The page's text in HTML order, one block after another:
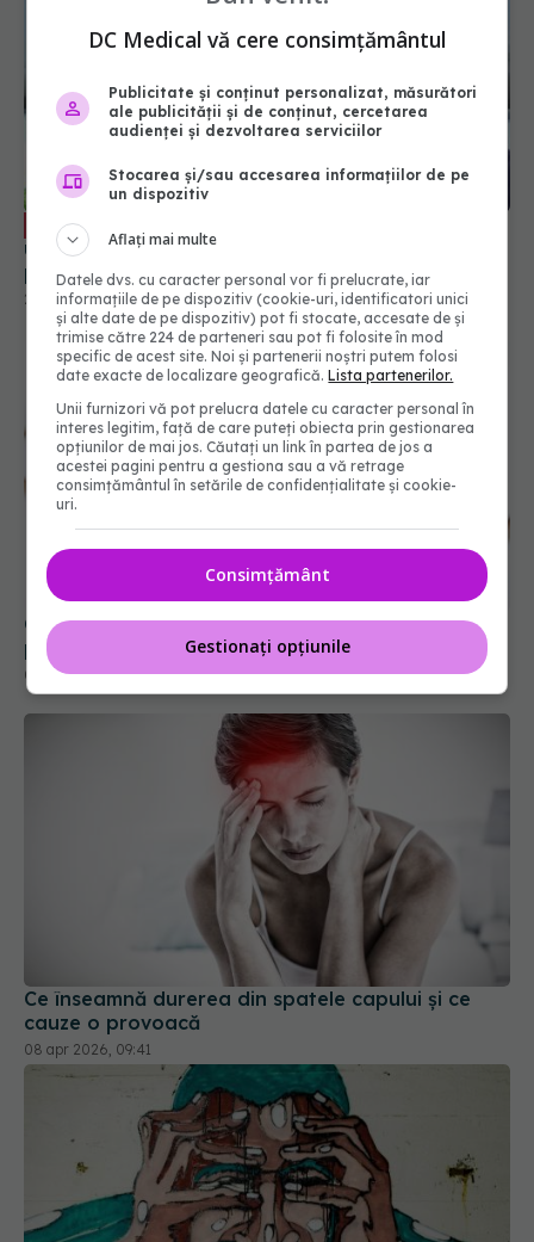
EXCLUSIV Prof. dr. Vlad Ciurea: Procedura de
pe creier
20 mai 2026, 23:48
Ce se întâmplă cu creierul tău când glicemia este
prea mare
05 iul 2026, 15:09
Ce înseamnă durerea din spatele capului și ce
cauze o provoacă
DC Medical vă cere consimțământul
Publicitate și conținut personalizat, măsurători
ale publicității și de conținut, cercetarea
audienței și dezvoltarea serviciilor
Stocarea și/sau accesarea informațiilor de pe
un dispozitiv
Aflați mai multe
Datele dvs. cu caracter personal vor fi prelucrate, iar
informațiile de pe dispozitiv (cookie-uri, identificatori unici
și alte date de pe dispozitiv) pot fi stocate, accesate de și
trimise către 224 de parteneri sau pot fi folosite în mod
specific de acest site. Noi și partenerii noștri putem folosi
date exacte de localizare geografică.Lista partenerilor.
Unii furnizori vă pot prelucra datele cu caracter personal în
interes legitim, față de care puteți obiecta prin gestionarea
opțiunilor de mai jos. Căutați un link în partea de jos a
acestei pagini pentru a gestiona sau a vă retrage
consimțământul în setările de confidențialitate și cookie-
uri.
Consimțământ
Gestionați opțiunile